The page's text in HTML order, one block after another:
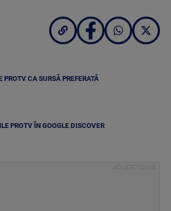
PROTV CA SURSĂ PREFERATĂ
PROTV ÎN GOOGLE DISCOVER